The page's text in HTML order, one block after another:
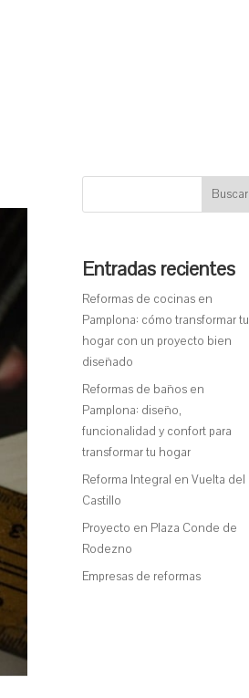
Buscar
Entradas recientes
Reformas de cocinas en
Pamplona: cómo transformar tu
hogar con un proyecto bien
diseñado
Reformas de baños en
Pamplona: diseño,
funcionalidad y confort para
transformar tu hogar
Reforma Integral en Vuelta del
Castillo
Proyecto en Plaza Conde de
Rodezno
Empresas de reformas